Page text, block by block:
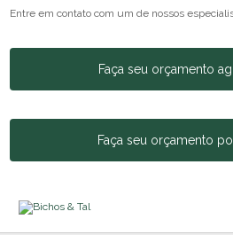
Entre em contato com um de nossos
Faça seu orçamento
Faça seu orçamento